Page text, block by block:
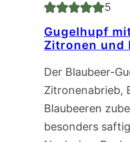
5
Gugelhupf
Zitronen und
Der Blaubeer-
Zitronenabrieb,
Blaubeeren
besonders